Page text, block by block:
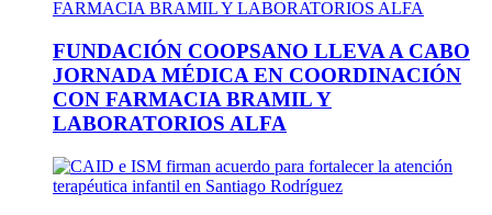
FUNDACIÓN COOPSANO LLEVA A CABO
JORNADA MÉDICA EN COORDINACIÓN
CON FARMACIA BRAMIL Y
LABORATORIOS ALFA